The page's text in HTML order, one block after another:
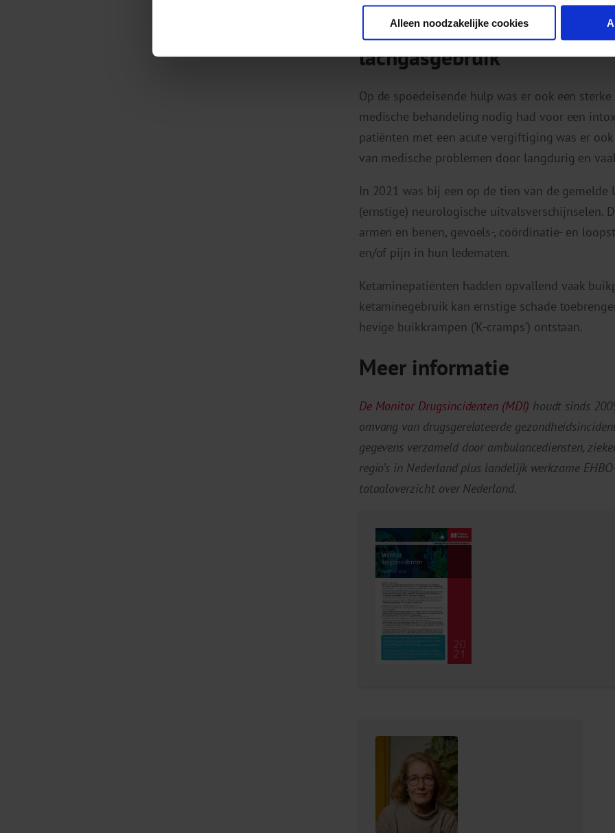
Alleen noodzakelijke cookies
Medische problemen na
lachgasgebruik
Op de spoedeisende hulp was er ook een
medische behandeling nodig had voor een
patiënten met een acute vergiftiging was er
van medische problemen door langdurig en
In 2021 was bij een op de tien van de gemelde
(ernstige) neurologische uitvalsverschijnselen.
armen en benen, gevoels-, coördinatie- en
en/of pijn in hun ledematen.
Ketaminepatiënten hadden opvallend vaak
ketaminegebruik kan ernstige schade
hevige buikkrampen (‘K-cramps’) ontstaan.
Meer informatie
De Monitor Drugsincidenten (MDI) houdt sinds
omvang van drugsgerelateerde
gegevens verzameld door ambulancediensten,
regio’s in Nederland plus landelijk werkzame
totaaloverzicht over Nederland.